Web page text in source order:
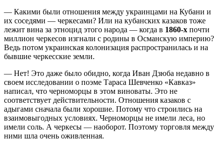
— Какими были отношения между украинцами на Кубани и
их соседями — черкесами? Или на кубанских казаков тоже
лежит вина за этноцид этого народа — когда в 1860-х почти
миллион черкесов изгнали с родины в Османскую империю?
Ведь потом украинская колонизация распространилась и на
бывшие черкесские земли.
— Нет! Это даже было обидно, когда Иван Дзюба недавно в
своем исследовании о поэме Тараса Шевченко «Кавказ»
написал, что черноморцы в этом виноваты. Это не
соответствует действительности. Отношения казаков с
адыгами сначала были хорошие. Потому что строились на
взаимовыгодных условиях. Черноморцы не имели леса, но
имели соль. А черкесы — наоборот. Поэтому торговля между
ними шла очень оживленная.